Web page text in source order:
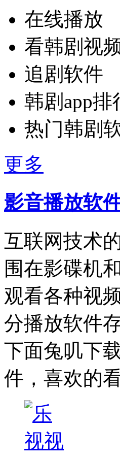
在线播放
看韩剧视
追剧软件
韩剧app排
热门韩剧
更多
影音播放软
互联网技术
围在影碟机
观看各种视
分播放软件
下面兔叽下
件，喜欢的